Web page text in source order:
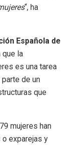
“, ha
Española de
que la
es una tarea
de un
que
mujeres han
exparejas y